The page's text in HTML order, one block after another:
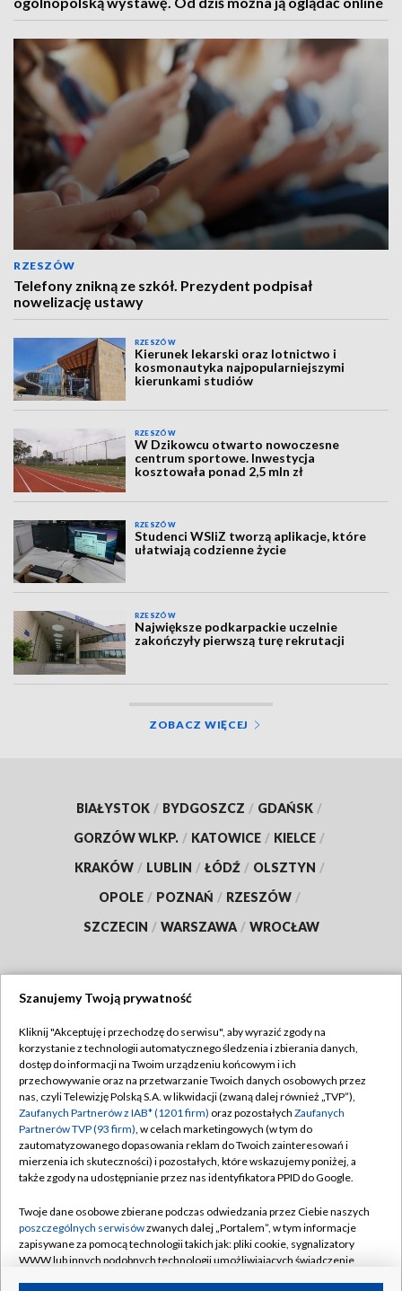
RZESZÓW
Telefony znikną ze szkół. Prezydent podpisał
nowelizację ustawy
RZESZÓW
Kierunek lekarski oraz lotnictwo i
kosmonautyka najpopularniejszymi
kierunkami studiów
RZESZÓW
W Dzikowcu otwarto nowoczesne
centrum sportowe. Inwestycja
kosztowała ponad 2,5 mln zł
RZESZÓW
Studenci WSIiZ tworzą aplikacje, które
ułatwiają codzienne życie
RZESZÓW
Największe podkarpackie uczelnie
zakończyły pierwszą turę rekrutacji
ZOBACZ WIĘCEJ
BIAŁYSTOK / BYDGOSZCZ / GDAŃSK /
GORZÓW WLKP. / KATOWICE / KIELCE /
KRAKÓW / LUBLIN / ŁÓDŹ / OLSZTYN /
OPOLE / POZNAŃ / RZESZÓW /
SZCZECIN / WARSZAWA / WROCŁAW
TVP
Abonament TVP
Emisja w TVP
Centrum informacji TVP
Naziemna Telewizja Cyfrowa
Rada Programowa
System NOS
Informacje o nadawcy
Regulamin TVP
Polityka prywatności
Moje zgody
Pomoc
Kontakt
Kanały
Szanujemy Twoją prywatność
Kliknij "Akceptuję i przechodzę do serwisu", aby wyrazić zgody na
korzystanie z technologii automatycznego śledzenia i zbierania danych,
dostęp do informacji na Twoim urządzeniu końcowym i ich
przechowywanie oraz na przetwarzanie Twoich danych osobowych przez
nas, czyli Telewizję Polską S.A. w likwidacji (zwaną dalej również „TVP”),
Zaufanych Partnerów z IAB* (1201 firm) oraz pozostałych Zaufanych
Partnerów TVP (93 firm), w celach marketingowych (w tym do
zautomatyzowanego dopasowania reklam do Twoich zainteresowań i
mierzenia ich skuteczności) i pozostałych, które wskazujemy poniżej, a
także zgody na udostępnianie przez nas identyfikatora PPID do Google.
Twoje dane osobowe zbierane podczas odwiedzania przez Ciebie naszych
poszczególnych serwisówzwanych dalej „Portalem”, w tym informacje
zapisywane za pomocą technologii takich jak: pliki cookie, sygnalizatory
WWW lub innych podobnych technologii umożliwiających świadczenie